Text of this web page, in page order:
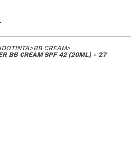
>BB CREAM>
BB CREAM SPF 42 (20ML) - 27